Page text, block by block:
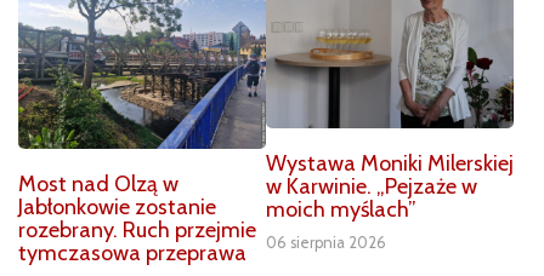
Most nad Olzą w
Jabłonkowie zostanie
rozebrany. Ruch przejmie
tymczasowa przeprawa
Wystawa Moniki Milerskiej
w Karwinie. „Pejzaże w
moich myślach”
06 sierpnia 2026